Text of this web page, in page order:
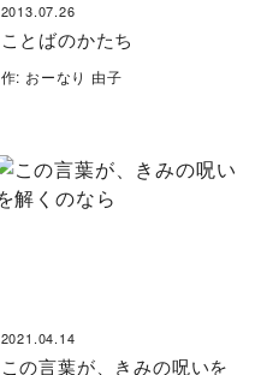
2013.07.26
ことばのかたち
作: おーなり 由子
2021.04.14
この言葉が、きみの呪いを